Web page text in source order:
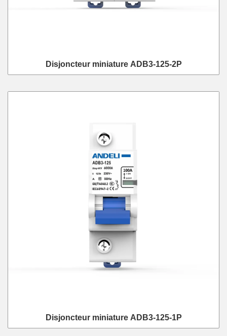
Disjoncteur miniature ADB3-125-2P
Disjoncteur miniature ADB3-125-1P